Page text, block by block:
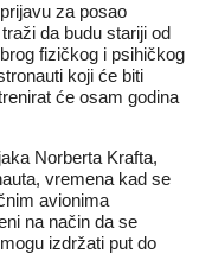
za posao
da budu stariji od
fizičkog i psihičkog
koji će biti
će osam godina
Norberta Krafta,
vremena kad se
avionima
na način da se
izdržati put do